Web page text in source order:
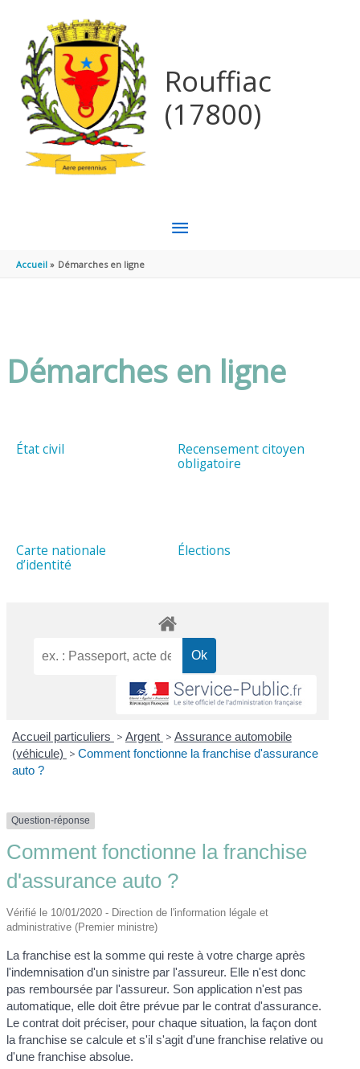
Rouffiac
(17800)
MENU
Accueil Démarches en ligne
Démarches en ligne
État civil
Recensement citoyen
obligatoire
Carte nationale
d’identité
Élections
Accueil particuliers > Argent > Assurance automobile
(véhicule) > Comment fonctionne la franchise d'assurance
auto ?
Question-réponse
Comment fonctionne la franchise
d'assurance auto ?
Vérifié le 10/01/2020 - Direction de l'information légale et
administrative (Premier ministre)
La franchise est la somme qui reste à votre charge après
l'indemnisation d'un sinistre par l'assureur. Elle n'est donc
pas remboursée par l'assureur. Son application n'est pas
automatique, elle doit être prévue par le contrat d'assurance.
Le contrat doit préciser, pour chaque situation, la façon dont
la franchise se calcule et s'il s'agit d'une franchise relative ou
d'une franchise absolue.